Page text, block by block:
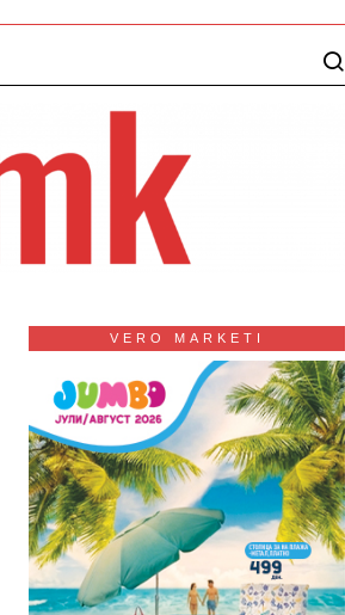
VERO MARKETI